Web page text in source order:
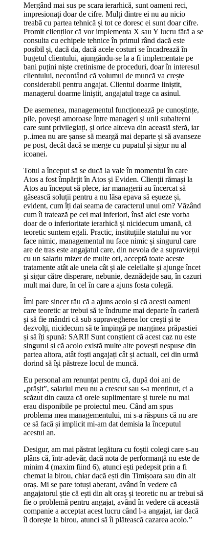
Mergând mai sus pe scara ierarhică, sunt oameni reci,
impresionați doar de cifre. Mulți dintre ei nu au nicio
treabă cu partea tehnică și tot ce doresc ei sunt doar cifre.
Promit clienților că vor implementa X sau Y lucru fără a se
consulta cu echipele tehnice în primul rând dacă este
posibil și, dacă da, dacă acele costuri se încadrează în
bugetul clientului, ajungându-se la a fi implementate pe
bani puțini niște cretinisme de proceduri, doar în interesul
clientului, necontând că volumul de muncă va crește
considerabil pentru angajat. Clientul doarme liniștit,
managerul doarme liniștit, angajatul trage ca asinul.
De asemenea, managementul funcționează pe cunoștințe,
pile, povești amoroase între manageri și unii subalterni
care sunt privilegiați, și orice altceva din această sferă, iar
p..imea nu are șanse să meargă mai departe și să avanseze
pe post, decât dacă se merge cu pupatul și sigur nu al
icoanei.
Totul a început să se ducă la vale în momentul în care
Atos a fost împărțit în Atos și Eviden. Clienții rămași la
Atos au început să plece, iar managerii au încercat să
găsească soluții pentru a nu lăsa epava să eșueze și,
evident, cum îți dai seama de caracterul unui om? Văzând
cum îi tratează pe cei mai inferiori, însă aici este vorba
doar de o inferioritate ierarhică și nicidecum umană, că
teoretic suntem egali. Practic, instituțiile statului nu vor
face nimic, managementul nu face nimic și singurul care
are de tras este angajatul care, din nevoia de a supraviețui
cu un salariu mizer de multe ori, acceptă toate aceste
tratamente atât ale uneia cât și ale celeilalte și ajunge încet
și sigur către disperare, nebunie, deznădejde sau, în cazuri
mult mai dure, în cel în care a ajuns fosta colegă.
Îmi pare sincer rău că a ajuns acolo și că acești oameni
care teoretic ar trebui să te îndrume mai departe în carieră
și să fie mândri că sub supravegherea lor crești și te
dezvolți, nicidecum să te împingă pe marginea prăpastiei
și să îți spună: SARI! Sunt conștient că acest caz nu este
singurul și că acolo există multe alte povești nespuse din
partea altora, atât foști angajați cât și actuali, cei din urmă
dorind să își păstreze locul de muncă.
Eu personal am renunțat pentru că, după doi ani de
„prășit”, salariul meu nu a crescut sau s-a menținut, ci a
scăzut din cauza că orele suplimentare și turele nu mai
erau disponibile pe proiectul meu. Când am spus
problema mea managementului, mi s-a răspuns că nu are
ce să facă și implicit mi-am dat demisia la începutul
acestui an.
Desigur, am mai păstrat legătura cu foștii colegi care s-au
plâns că, într-adevăr, dacă nota de performanță nu este de
minim 4 (maxim fiind 6), atunci ești pedepsit prin a fi
chemat la birou, chiar dacă ești din Timișoara sau din alt
oraș. Mi se pare totuși aberant, având în vedere că
angajatorul știe că ești din alt oraș și teoretic nu ar trebui să
fie o problemă pentru angajat, având în vedere că această
companie a acceptat acest lucru când l-a angajat, iar dacă
îl dorește la birou, atunci să îi plătească cazarea acolo.”